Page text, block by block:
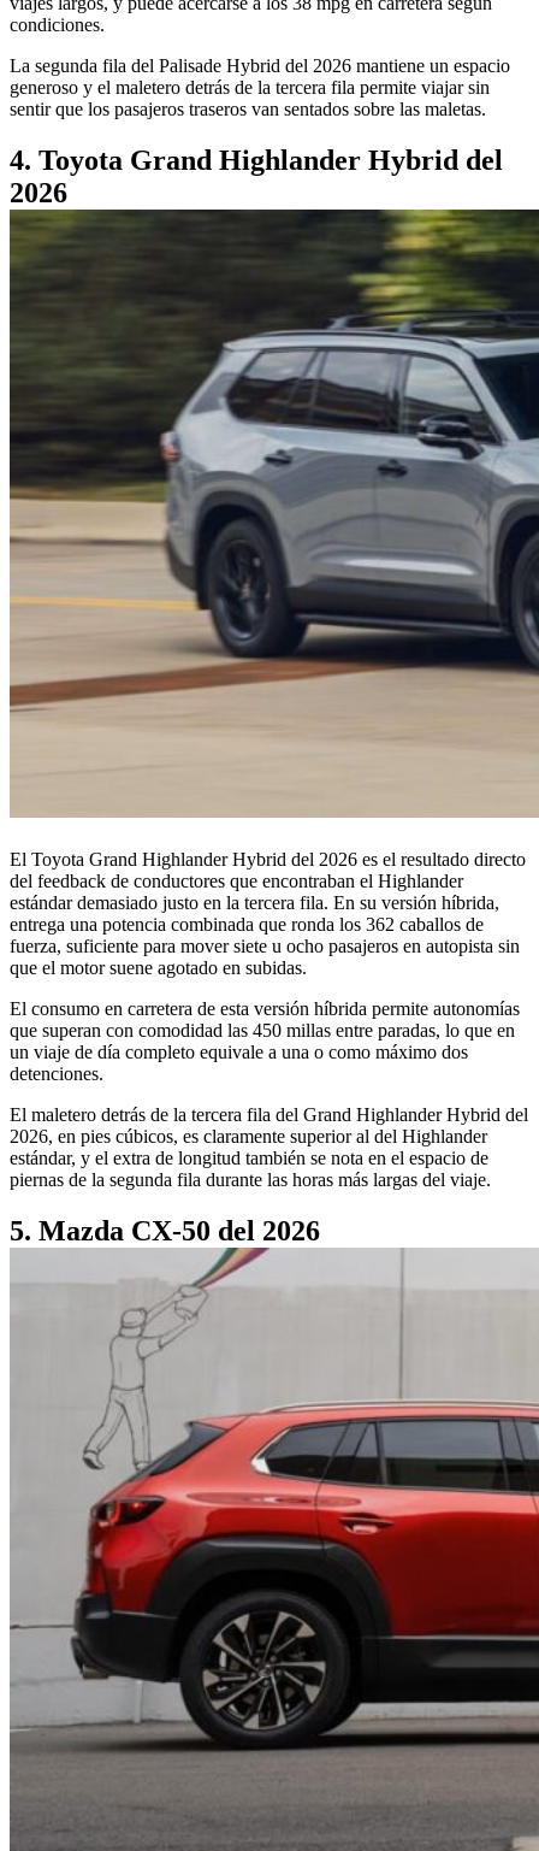
condiciones.
La segunda fila del Palisade Hybrid del 2026 mantiene un espacio
generoso y el maletero detrás de la tercera fila permite viajar sin
sentir que los pasajeros traseros van sentados sobre las maletas.
4. Toyota Grand Highlander Hybrid del
2026
El Toyota Grand Highlander Hybrid del 2026 es el resultado directo
del feedback de conductores que encontraban el Highlander
estándar demasiado justo en la tercera fila. En su versión híbrida,
entrega una potencia combinada que ronda los 362 caballos de
fuerza, suficiente para mover siete u ocho pasajeros en autopista sin
que el motor suene agotado en subidas.
El consumo en carretera de esta versión híbrida permite autonomías
que superan con comodidad las 450 millas entre paradas, lo que en
un viaje de día completo equivale a una o como máximo dos
detenciones.
El maletero detrás de la tercera fila del Grand Highlander Hybrid del
2026, en pies cúbicos, es claramente superior al del Highlander
estándar, y el extra de longitud también se nota en el espacio de
piernas de la segunda fila durante las horas más largas del viaje.
5. Mazda CX-50 del 2026